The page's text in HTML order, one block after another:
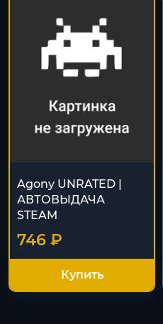
Agony UNRATED |
АВТОВЫДАЧА
STEAM
746 ₽
Купить